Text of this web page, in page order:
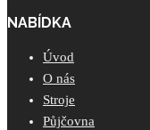
NABÍDKA
Úvod
O nás
Stroje
Půjčovna